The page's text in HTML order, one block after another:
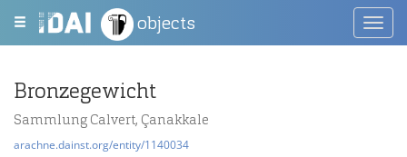
objects
Bronzegewicht
Sammlung Calvert, Çanakkale
arachne.dainst.org/entity/1140034